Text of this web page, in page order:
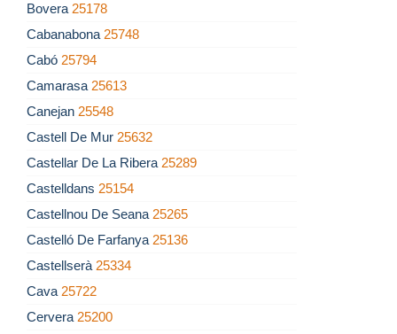
Bovera 25178
Cabanabona 25748
Cabó 25794
Camarasa 25613
Canejan 25548
Castell De Mur 25632
Castellar De La Ribera 25289
Castelldans 25154
Castellnou De Seana 25265
Castelló De Farfanya 25136
Castellserà 25334
Cava 25722
Cervera 25200